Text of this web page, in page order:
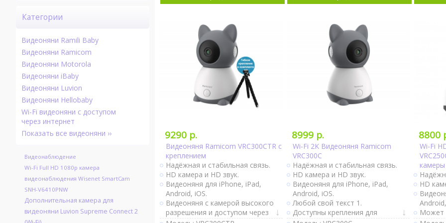
Можно
9290 р.
Видеоняня Ramicom VRC300CTR с
креплением
Надёжная и стабильная связь.
HD камера и HD звук.
Видеоняня для iPhone, iPad,
Android, iOS.
Видеоняня с камерой высокого
разрешения и доступом через
8999 р.
Wi-Fi 2K Видеоняня Ramicom
VRC300C
Надёжная и стабильная связь.
HD камера и HD звук.
Видеоняня для iPhone, iPad,
Android, iOS.
Любой свой текст 1.
Доступны крепления для
8800
Wi-Fi
камеры
HD
Может
Категории
Видеоняни Ramili Baby
Видеоняни Ramicom
Видеоняни Motorola
Видеоняни iBaby
Видеоняни Luvion
Видеоняни Hellobaby
Wi-Fi видеоняни с доступом
через интернет
Показать все видеоняни ››
Видеонаблюдение
Wi-Fi Full HD 1080p камера
видеонаблюдения Wisenet SmartCam
SNH-V6410PNW
Дополнительная камера для
видеоняни Luvion Supreme Connect 2